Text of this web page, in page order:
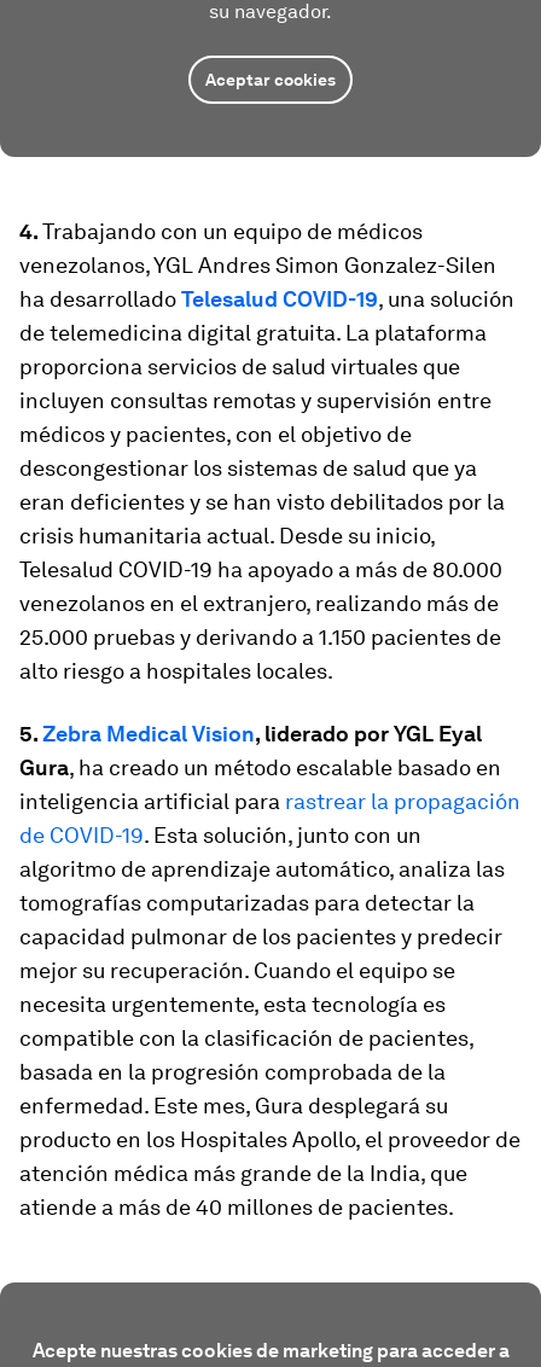
su navegador.
Aceptar cookies
4.Trabajando con un equipo de médicos
venezolanos, YGL Andres Simon Gonzalez-Silen
ha desarrolladoTelesalud COVID-19, una solución
de telemedicina digital gratuita. La plataforma
proporciona servicios de salud virtuales que
incluyen consultas remotas y supervisión entre
médicos y pacientes, con el objetivo de
descongestionar los sistemas de salud que ya
eran deficientes y se han visto debilitados por la
crisis humanitaria actual. Desde su inicio,
Telesalud COVID-19 ha apoyado a más de 80.000
venezolanos en el extranjero, realizando más de
25.000 pruebas y derivando a 1.150 pacientes de
alto riesgo a hospitales locales.
5.Zebra Medical Vision, liderado por YGL Eyal
Gura, ha creado un método escalable basado en
inteligencia artificial para rastrear la propagación
de COVID-19. Esta solución, junto con un
algoritmo de aprendizaje automático, analiza las
tomografías computarizadas para detectar la
capacidad pulmonar de los pacientes y predecir
mejor su recuperación. Cuando el equipo se
necesita urgentemente, esta tecnología es
compatible con la clasificación de pacientes,
basada en la progresión comprobada de la
enfermedad. Este mes, Gura desplegará su
producto en los Hospitales Apollo, el proveedor de
atención médica más grande de la India, que
atiende a más de 40 millones de pacientes.
Acepte nuestras cookies de marketing para acceder a